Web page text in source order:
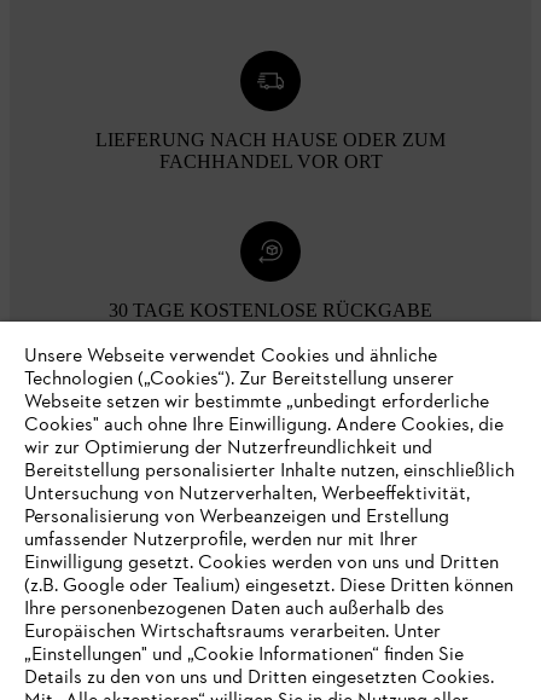
LIEFERUNG NACH HAUSE ODER ZUM
FACHHANDEL VOR ORT
30 TAGE KOSTENLOSE RÜCKGABE
Zahlungsmöglichkeiten
Unternehmen
Unsere Webseite verwendet Cookies und ähnliche
Technologien („Cookies“). Zur Bereitstellung unserer
Webseite setzen wir bestimmte „unbedingt erforderliche
Cookies" auch ohne Ihre Einwilligung. Andere Cookies, die
wir zur Optimierung der Nutzerfreundlichkeit und
Bereitstellung personalisierter Inhalte nutzen, einschließlich
Untersuchung von Nutzerverhalten, Werbeeffektivität,
Personalisierung von Werbeanzeigen und Erstellung
umfassender Nutzerprofile, werden nur mit Ihrer
Einwilligung gesetzt. Cookies werden von uns und Dritten
(z.B. Google oder Tealium) eingesetzt. Diese Dritten können
Ihre personenbezogenen Daten auch außerhalb des
Europäischen Wirtschaftsraums verarbeiten. Unter
„Einstellungen" und „Cookie Informationen“ finden Sie
Details zu den von uns und Dritten eingesetzten Cookies.